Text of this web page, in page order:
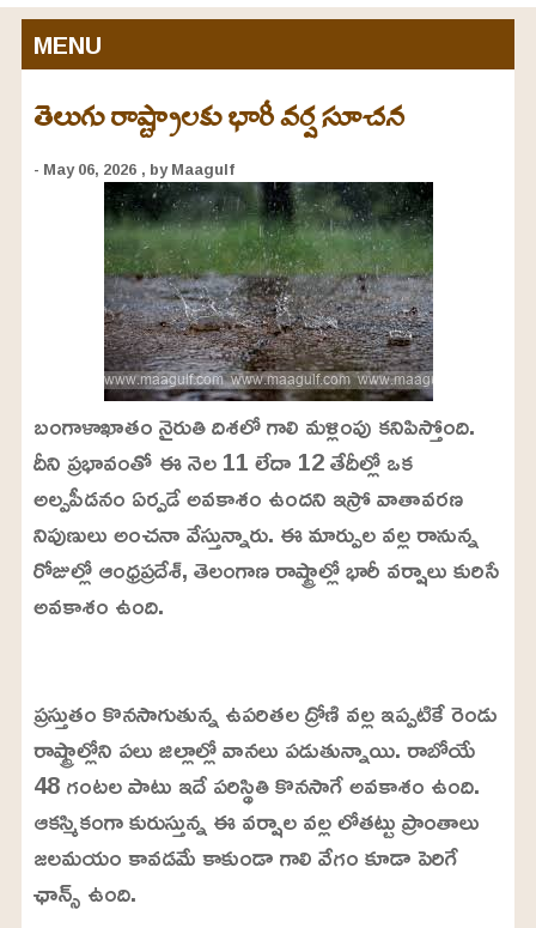
MENU
తెలుగు రాష్ట్రాలకు భారీ వర్ష సూచన
- May 06, 2026 , by Maagulf
బంగాళాఖాతం నైరుతి దిశలో గాలి మళ్లింపు కనిపిస్తోంది.
దీని ప్రభావంతో ఈ నెల 11 లేదా 12 తేదీల్లో ఒక
అల్పపీడనం ఏర్పడే అవకాశం ఉందని ఇస్రో వాతావరణ
నిపుణులు అంచనా వేస్తున్నారు. ఈ మార్పుల వల్ల రానున్న
రోజుల్లో ఆంధ్రప్రదేశ్, తెలంగాణ రాష్ట్రాల్లో భారీ వర్షాలు కురిసే
అవకాశం ఉంది.
U
n
m
u
t
e
a
d
e
d
:
2
4
.
6
3
%
ప్రస్తుతం కొనసాగుతున్న ఉపరితల ద్రోణి వల్ల ఇప్పటికే రెండు
రాష్ట్రాల్లోని పలు జిల్లాల్లో వానలు పడుతున్నాయి. రాబోయే
48 గంటల పాటు ఇదే పరిస్థితి కొనసాగే అవకాశం ఉంది.
ఆకస్మికంగా కురుస్తున్న ఈ వర్షాల వల్ల లోతట్టు ప్రాంతాలు
జలమయం కావడమే కాకుండా గాలి వేగం కూడా పెరిగే
ఛాన్స్ ఉంది.